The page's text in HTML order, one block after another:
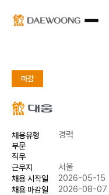
마감
채용유형 경력
부문
직무
근무지
서울
채용 시작일 2026-05-15
채용 마감일 2026-08-07